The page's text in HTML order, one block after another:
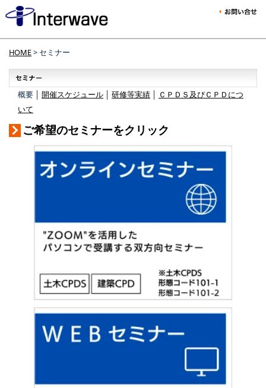
HOME> セミナー
概要 │ 開催スケジュール 研修等実績
ＣＰＤＳ及びＣＰＤにつ
いて
ご希望のセミナーをクリック